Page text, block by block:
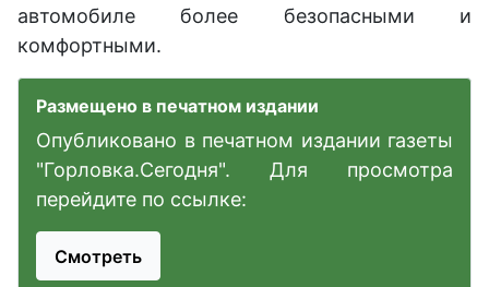
автомобиле более безопасными и
комфортными.
Размещено в печатном издании
Опубликовано в печатном издании газеты
"Горловка.Сегодня". Для просмотра
перейдите по ссылке:
Смотреть